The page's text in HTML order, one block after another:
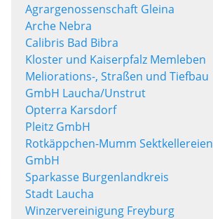
Agrargenossenschaft Gleina
Arche Nebra
Calibris Bad Bibra
Kloster und Kaiserpfalz Memleben
Meliorations-, Straßen und Tiefbau
GmbH Laucha/Unstrut
Opterra Karsdorf
Pleitz GmbH
Rotkäppchen-Mumm Sektkellereien
GmbH
Sparkasse Burgenlandkreis
Stadt Laucha
Winzervereinigung Freyburg